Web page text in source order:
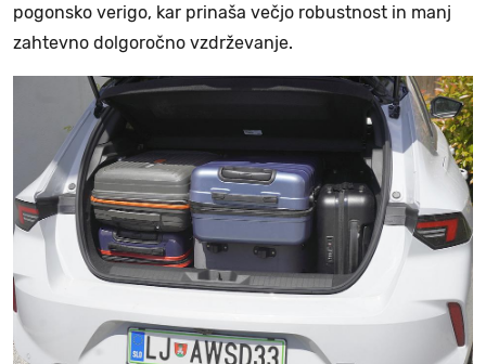
pogonsko verigo, kar prinaša večjo robustnost in manj
zahtevno dolgoročno vzdrževanje.